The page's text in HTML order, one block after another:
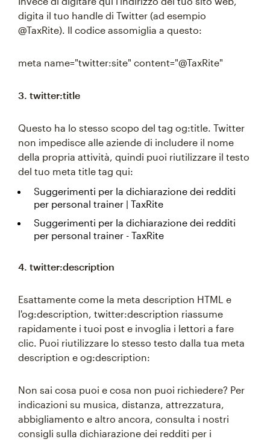
digita il tuo handle di Twitter (ad esempio
@TaxRite). Il codice assomiglia a questo:
meta name="twitter:site" content="@TaxRite"
3. twitter:title
Questo ha lo stesso scopo del tag og:title. Twitter
non impedisce alle aziende di includere il nome
della propria attività, quindi puoi riutilizzare il testo
del tuo meta title tag qui:
Suggerimenti per la dichiarazione dei redditi
per personal trainer | TaxRite
Suggerimenti per la dichiarazione dei redditi
per personal trainer - TaxRite
4. twitter:description
Esattamente come la meta description HTML e
l'og:description, twitter:description riassume
rapidamente i tuoi post e invoglia i lettori a fare
clic. Puoi riutilizzare lo stesso testo dalla tua meta
description e og:description:
Non sai cosa puoi e cosa non puoi richiedere? Per
indicazioni su musica, distanza, attrezzatura,
abbigliamento e altro ancora, consulta i nostri
consigli sulla dichiarazione dei redditi per i